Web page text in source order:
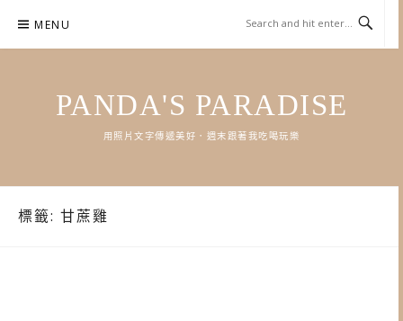
content
MENU
PANDA'S PARADISE
用照片文字傳遞美好．週末跟著我吃喝玩樂
標籤: 甘蔗雞